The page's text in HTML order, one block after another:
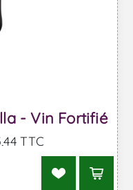
- Vin Fortifié
TTC